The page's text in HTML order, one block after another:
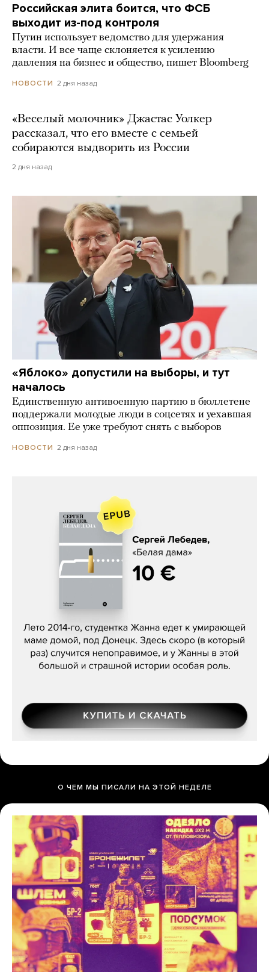
Российская элита боится, что ФСБ
выходит из-под контроля
Путин использует ведомство для удержания
власти. И все чаще склоняется к усилению
давления на бизнес и общество, пишет Bloomberg
НОВОСТИ 2 дня назад
«Веселый молочник» Джастас Уолкер
рассказал, что его вместе с семьей
собираются выдворить из России
2 дня назад
«Яблоко» допустили на выборы, и тут
началось
Единственную антивоенную партию в бюллетене
поддержали молодые люди в соцсетях и уехавшая
оппозиция. Ее уже требуют снять с выборов
НОВОСТИ 2 дня назад
Сергей Лебедев, «Белая дама»
О ЧЕМ МЫ ПИСАЛИ НА ЭТОЙ НЕДЕЛЕ